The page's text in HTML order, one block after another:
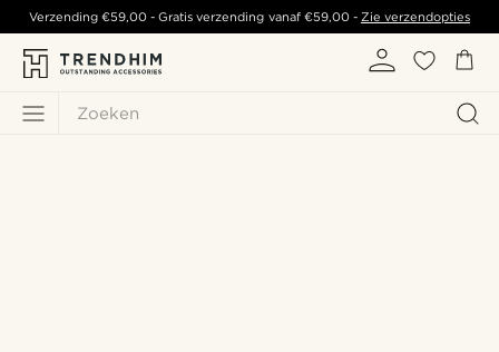
Zoeken
Verzending€59,00 - Gratis verzending vanaf €59,00- Zie verzendopties